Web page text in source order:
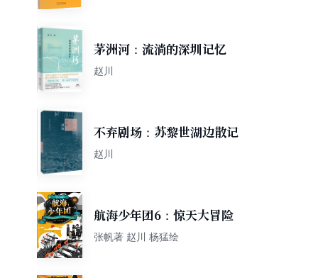
茅洲河：流淌的深圳记忆
赵川
不弃剧场：苏黎世湖边散记
赵川
航海少年团6：惊天大冒险
张帆著 赵川 杨猛绘